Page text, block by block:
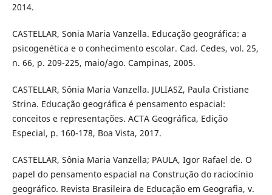
2014.
CASTELLAR, Sonia Maria Vanzella. Educação geográfica: a
psicogenética e o conhecimento escolar. Cad. Cedes, vol. 25,
n. 66, p. 209-225, maio/ago. Campinas, 2005.
CASTELLAR, Sônia Maria Vanzella. JULIASZ, Paula Cristiane
Strina. Educação geográfica é pensamento espacial:
conceitos e representações. ACTA Geográfica, Edição
Especial, p. 160-178, Boa Vista, 2017.
CASTELLAR, Sônia Maria Vanzella; PAULA, Igor Rafael de. O
papel do pensamento espacial na Construção do raciocínio
geográfico. Revista Brasileira de Educação em Geografia, v.